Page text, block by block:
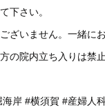
下さい。
ざいません。一緒に
の院内立ち入りは禁止
海岸 #横須賀 #産婦人